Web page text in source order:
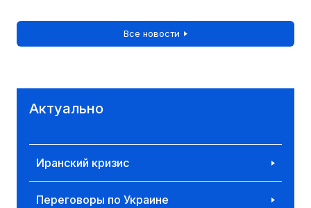
Все новости
Актуально
Иранский кризис
Переговоры по Украине